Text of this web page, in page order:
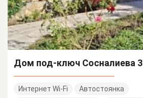
Дом под-ключ Сосналиева
Интернет Wi-Fi
Автостоянка